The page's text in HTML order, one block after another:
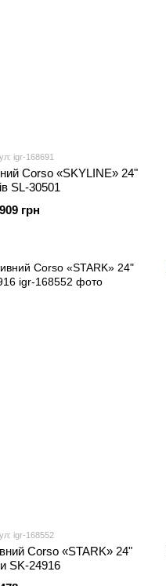
igr-168691
Corso «SKYLINE» 24"
SL-30501
грн
igr-168552
Corso «STARK» 24"
SK-24916